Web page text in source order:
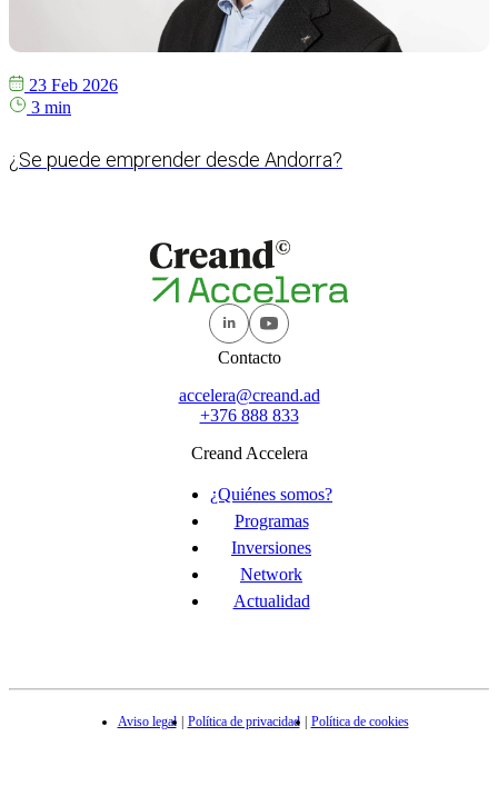
23 Feb 2026
3 min
¿Se puede emprender desde Andorra?
Contacto
accelera@creand.ad
+376 888 833
Creand Accelera
¿Quiénes somos?
Programas
Inversiones
Network
Actualidad
Aviso legal Política de privacidad Política de cookies